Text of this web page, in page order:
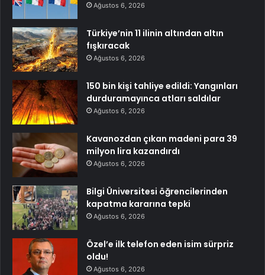
Ağustos 6, 2026
Türkiye’nin 11 ilinin altından altın
fışkıracak
Ağustos 6, 2026
150 bin kişi tahliye edildi: Yangınları
durduramayınca atları saldılar
Ağustos 6, 2026
Kavanozdan çıkan madeni para 39
milyon lira kazandırdı
Ağustos 6, 2026
Bilgi Üniversitesi öğrencilerinden
kapatma kararına tepki
Ağustos 6, 2026
Özel’e ilk telefon eden isim sürpriz
oldu!
Ağustos 6, 2026